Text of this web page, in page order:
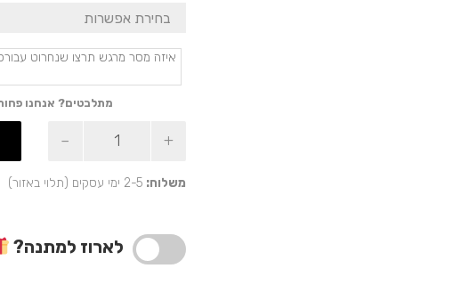
מתלבטים? אנחנו
מושלמת
משלוח: 2-5 ימי עסקים (תלוי באזור)
לארוז למתנה?